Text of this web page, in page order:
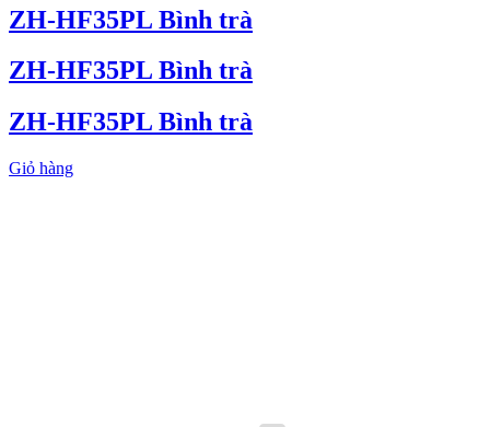
ZH-HF35PL Bình trà
ZH-HF35PL Bình trà
ZH-HF35PL Bình trà
Giỏ hàng